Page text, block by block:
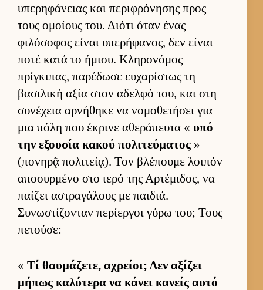
υπερηφάνειας και περιφρόνησης προς
τους ομοί­ους του. Διότι όταν ένας
φιλόσοφος εί­ναι υπερήφανος, δεν εί­ναι
ποτέ κατά το ήμισυ. Κληρονόμος
πρίγκιπας, παρέδωσε ευ­χαρίστως τη
βασιλική αξία στον αδελφό του, και στη
συνέχεια αρ­νήθηκε να νομοθετήσει για
μια πόλη που έκρινε αθεράπευτα « υπό
την εξου­σία κακού πολιτεύ­ματος »
(πονηρᾷ πολιτεί­ᾳ). Τον βλέπουμε λοι­πόν
αποσυρ­μένο στο ιερό της Αρ­τέμιδος, να
παί­ζει αστραγάλους με παι­διά.
Συνωστίζονταν περίερ­γοι γύρω του; Τους
πετού­σε:
« Τί θαυ­μάζετε, αχρεί­οι; Δεν αξίζει
μήπως καλύτερα να κάνει κανείς αυτό